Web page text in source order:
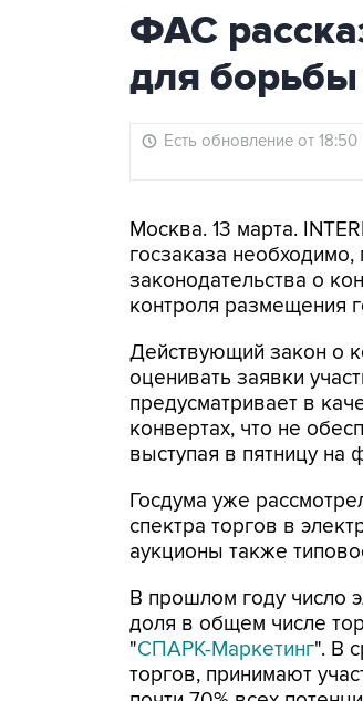
ФАС
для борьбы
Есть обновление от 18:50
Москва. 13 марта.
госзаказа
законодательства о
контроля размещения
Действующий закон о
оценивать заявки
предусматривает в
конвертах, что не
выступая в пятницу на
Госдума уже
спектра торгов в
аукционы также
В прошлом году число
доля в общем числе
"СПАРК-Маркетинг". В
торгов, принимают